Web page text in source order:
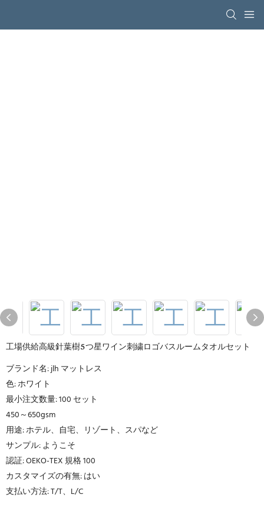
工場供給高級針葉樹5つ星ワイン刺繍ロゴバスルームタオルセット
ブランド名: jlh マットレス
色: ホワイト
最小注文数量: 100 セット
450～650gsm
用途: ホテル、自宅、リゾート、スパなど
サンプル: ようこそ
認証: OEKO-TEX 規格 100
カスタマイズの有無: はい
支払い方法: T/T、L/C